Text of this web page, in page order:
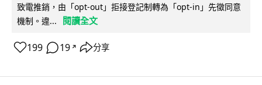
致電推銷，由「opt-out」拒接登記制轉為「opt-in」先徵同意
機制。違...
閱讀全文
199 19 ↗ 分享